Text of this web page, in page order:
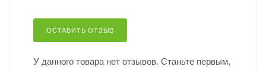
ОСТАВИТЬ ОТЗЫВ
У данного товара нет отзывов. Станьте первым,